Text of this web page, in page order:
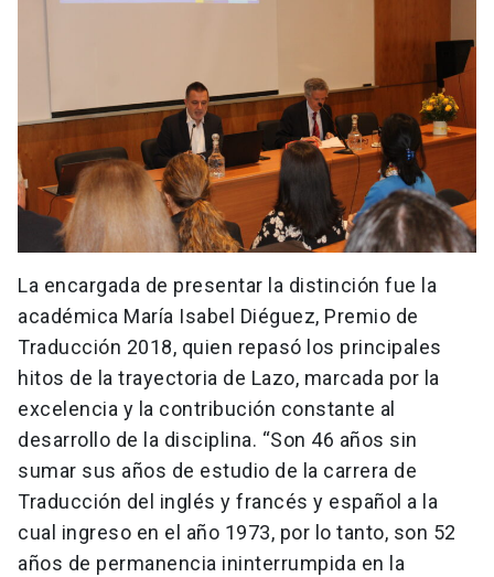
La encargada de presentar la distinción fue la
académica María Isabel Diéguez, Premio de
Traducción 2018, quien repasó los principales
hitos de la trayectoria de Lazo, marcada por la
excelencia y la contribución constante al
desarrollo de la disciplina. “Son 46 años sin
sumar sus años de estudio de la carrera de
Traducción del inglés y francés y español a la
cual ingreso en el año 1973, por lo tanto, son 52
años de permanencia ininterrumpida en la